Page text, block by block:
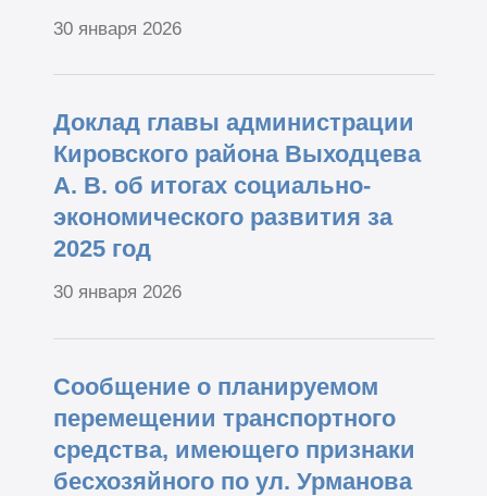
30 января 2026
Доклад главы администрации
Кировского района Выходцева
А. В. об итогах социально-
экономического развития за
2025 год
30 января 2026
Сообщение о планируемом
перемещении транспортного
средства, имеющего признаки
бесхозяйного по ул. Урманова